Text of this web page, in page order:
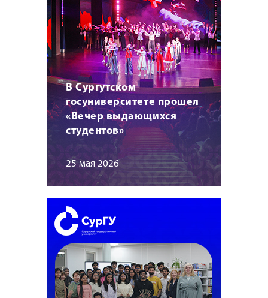
В Сургутском
госуниверситете прошел
«Вечер выдающихся
студентов»
25 мая 2026